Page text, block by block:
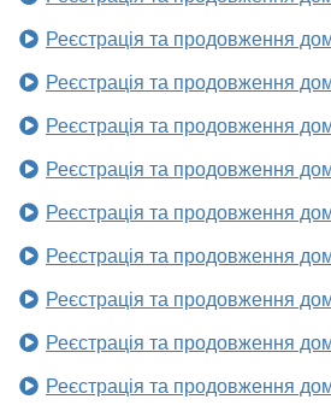
Реєстрація та продовження
Реєстрація та продовження
Реєстрація та продовження
Реєстрація та продовження
Реєстрація та продовження
Реєстрація та продовження
Реєстрація та продовження
Реєстрація та продовження
Реєстрація та продовження